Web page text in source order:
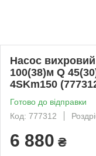
Насос
100(38)м Q
4SKm150
Готово до відправки
Код: 777312
6 880 ₴